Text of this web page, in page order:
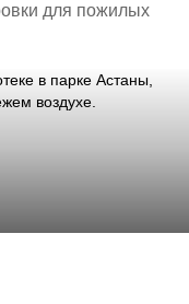
для пожилых